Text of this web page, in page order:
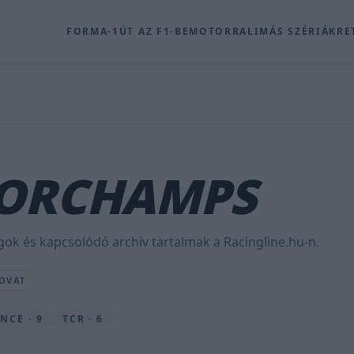
FORMA-1 ÚT AZ F1-BEMOTORRALIMÁS SZÉRIÁK
és kapcsolódó archív tartalmak a Racingline.hu-n.
· 9 TCR · 6